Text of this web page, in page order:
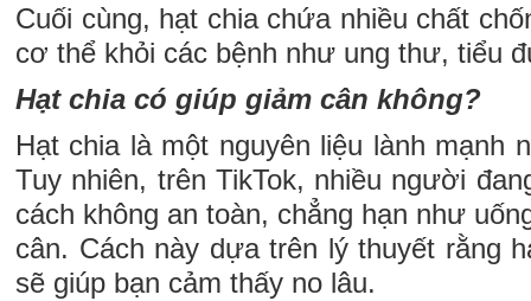
Cuối cùng, hạt chia chứa nhiều chất
cơ thể khỏi các bệnh như ung thư, tiểu
Hạt chia có giúp giảm cân không?
Hạt chia là một nguyên liệu lành mạnh
Tuy nhiên, trên TikTok, nhiều người
cách không an toàn, chẳng hạn như
cân. Cách này dựa trên lý thuyết rằng
sẽ giúp bạn cảm thấy no lâu.